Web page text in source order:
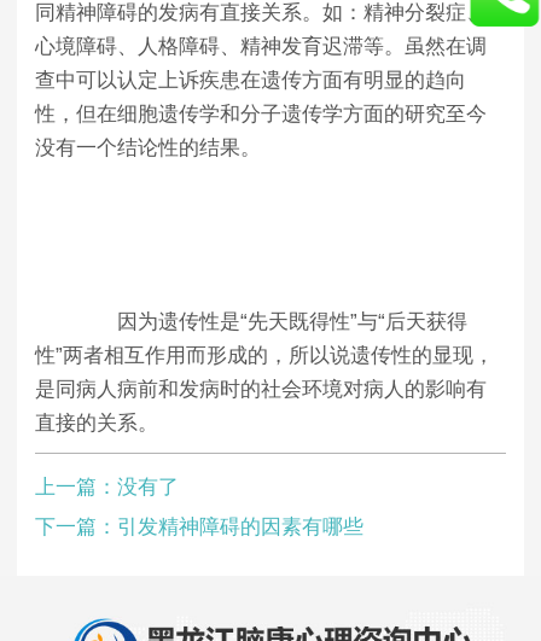
同精神障碍的发病有直接关系。如：精神分裂症、
心境障碍、人格障碍、精神发育迟滞等。虽然在调
查中可以认定上诉疾患在遗传方面有明显的趋向
性，但在细胞遗传学和分子遗传学方面的研究至今
没有一个结论性的结果。
因为遗传性是“先天既得性”与“后天获得
性”两者相互作用而形成的，所以说遗传性的显现，
是同病人病前和发病时的社会环境对病人的影响有
直接的关系。
上一篇：没有了
下一篇： 引发精神障碍的因素有哪些